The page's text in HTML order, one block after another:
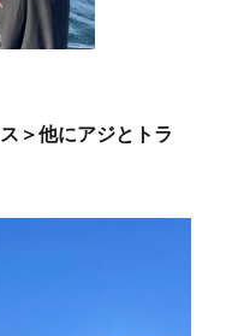
＞他にアジとトラ